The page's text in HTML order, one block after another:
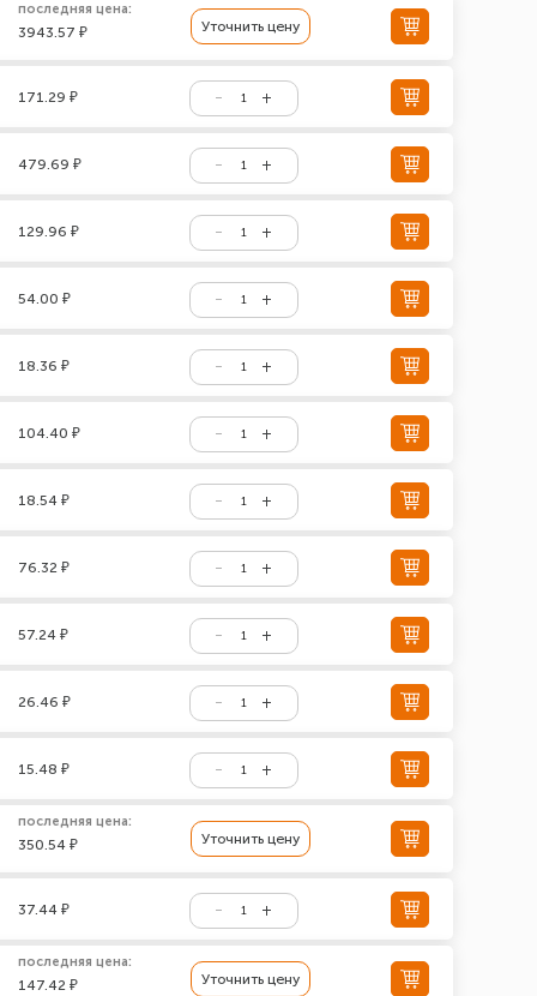
последняя цена:
3943.57 ₽ Уточнить цену
171.29 ₽
479.69 ₽
129.96 ₽
54.00 ₽
18.36 ₽
104.40 ₽
18.54 ₽
76.32 ₽
57.24 ₽
26.46 ₽
15.48 ₽
последняя цена:
350.54 ₽ Уточнить цену
37.44 ₽
последняя цена:
147.42 ₽ Уточнить цену